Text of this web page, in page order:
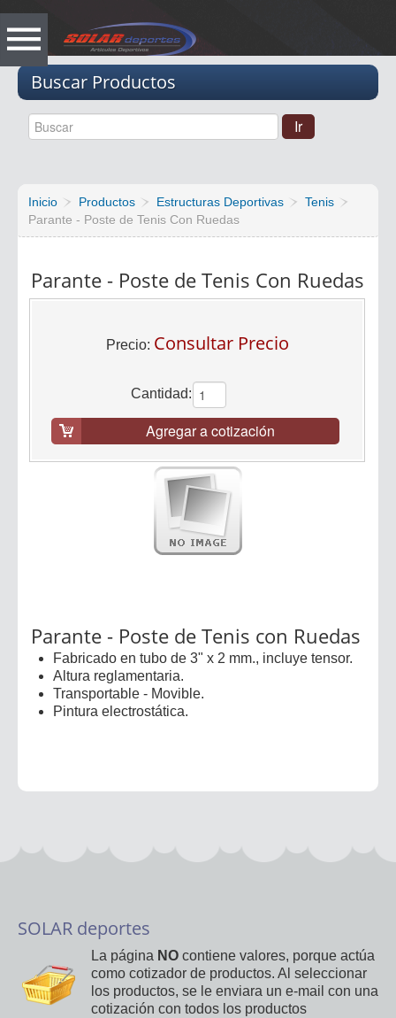
Buscar Productos
Inicio Productos Estructuras Deportivas
Tenis
Parante - Poste de Tenis Con Ruedas
Parante - Poste de Tenis Con Ruedas
Precio: Consultar Precio
Cantidad:
Agregar a cotización
Parante - Poste de Tenis con Ruedas
Fabricado en tubo de 3" x 2 mm., incluye tensor.
Altura reglamentaria.
Transportable - Movible.
Pintura electrostática.
SOLAR deportes
La página NO contiene valores, porque actúa
como cotizador de productos. Al seleccionar
los productos, se le enviara un e-mail con una
cotización con todos los productos